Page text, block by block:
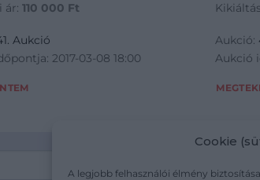
Cookie
A legjobb felhasználói élmény
ár: 110 000 Ft
Aukció
2017-03-08 18:00
Aukció:
Aukció